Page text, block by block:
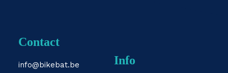
Contact
info@bikebat.be
Info